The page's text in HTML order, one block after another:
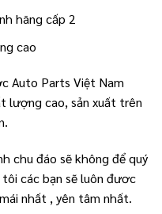
hãng cấp 2
cao
Auto Parts Việt Nam
lượng cao, sản xuất trên
chu đáo sẽ không để quý
các bạn sẽ luôn đươc
nhất , yên tâm nhất.